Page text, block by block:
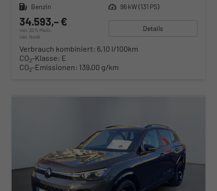
Kraftstoff Benzin Leistung 96 kW (131 PS)
34.593,– €
incl. 20% MwSt.
inkl. NoVA
Details
Verbrauch kombiniert: 6,10 l/100km
CO2-Klasse: E
CO2-Emissionen: 139,00 g/km